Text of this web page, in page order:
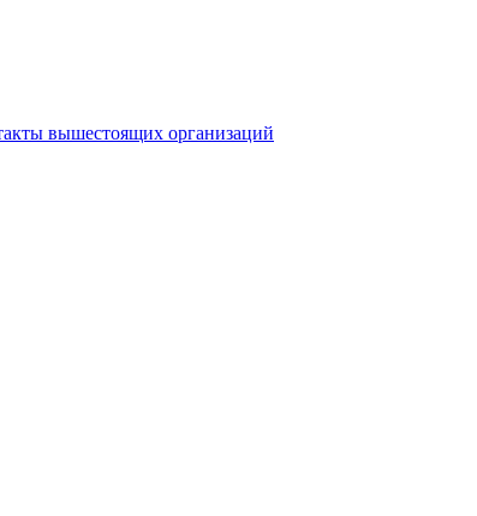
вышестоящих организаций